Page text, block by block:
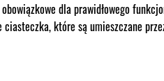
dla prawidłowego
które są umieszczane